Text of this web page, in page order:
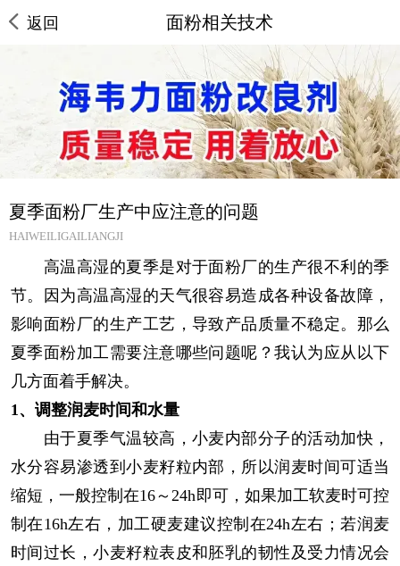
返回 面粉相关技术
夏季面粉厂生产中应注意的问题
HAIWEILIGAILIANGJI
高温高湿的夏季是对于面粉厂的生产很不利的季
节。因为高温高湿的天气很容易造成各种设备故障，
影响面粉厂的生产工艺，导致产品质量不稳定。那么
夏季面粉加工需要注意哪些问题呢？我认为应从以下
几方面着手解决。
1、调整润麦时间和水量
由于夏季气温较高，小麦内部分子的活动加快，
水分容易渗透到小麦籽粒内部，所以润麦时间可适当
缩短，一般控制在16～24h即可，如果加工软麦时可控
制在16h左右，加工硬麦建议控制在24h左右；若润麦
时间过长，小麦籽粒表皮和胚乳的韧性及受力情况会